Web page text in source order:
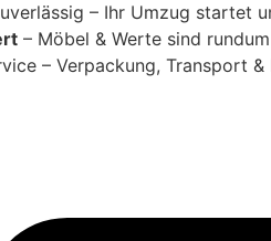
– Ihr Umzug startet
– Möbel & Werte sind
– Verpackung, Transport &